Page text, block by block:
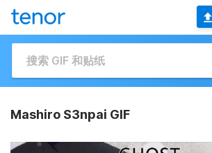
Mashiro S3npai GIF